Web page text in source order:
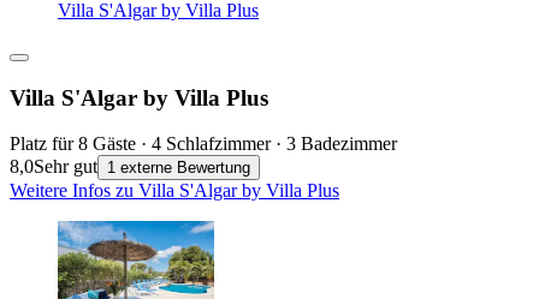
Villa S'Algar by Villa Plus
Villa S'Algar by Villa Plus
Platz für 8 Gäste · 4 Schlafzimmer · 3 Badezimmer
8,0Sehr gut 1 externe Bewertung
Weitere Infos zu Villa S'Algar by Villa Plus